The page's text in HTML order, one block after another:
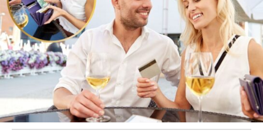
2
4
à
1
4
:
3
6